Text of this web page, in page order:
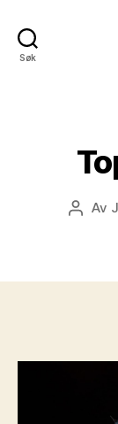
Søk
Av